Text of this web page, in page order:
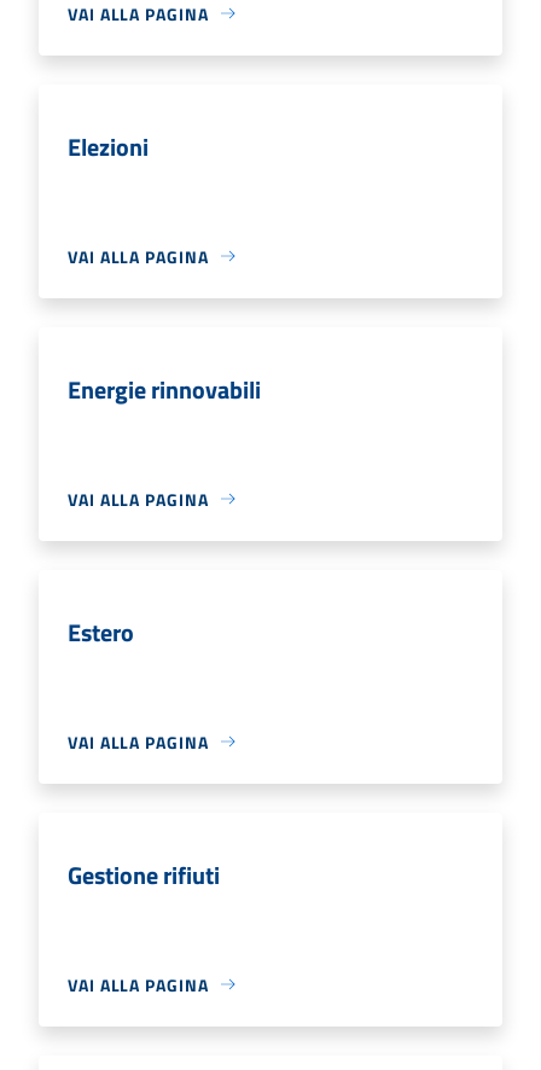
VAI ALLA PAGINA
Elezioni
VAI ALLA PAGINA
Energie rinnovabili
VAI ALLA PAGINA
Estero
VAI ALLA PAGINA
Gestione rifiuti
VAI ALLA PAGINA